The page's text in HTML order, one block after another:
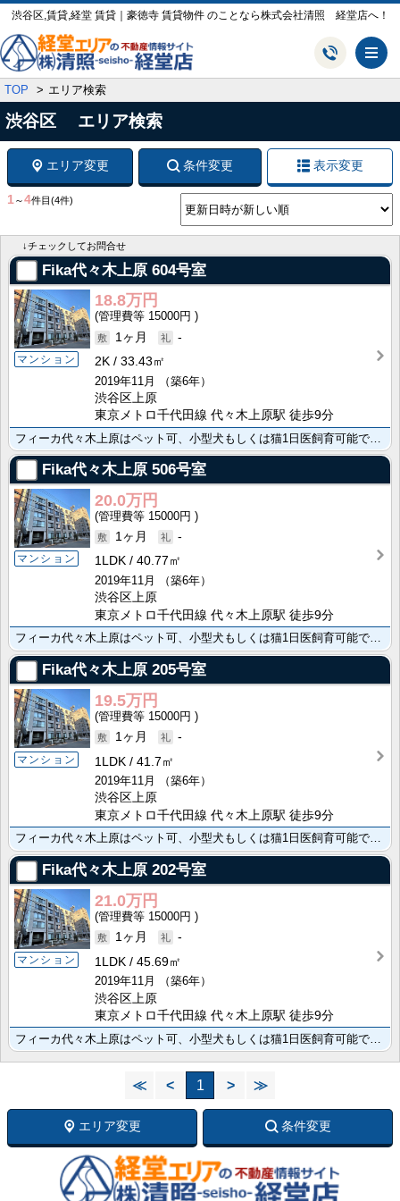
渋谷区,賃貸,経堂 賃貸｜豪徳寺 賃貸物件 のことなら株式会社清照 経堂店へ！
TOP エリア検索
渋谷区 エリア検索
エリア変更 条件変更 表示変更
1～4件目 (4件)
↓チェックしてお問合せ
Fika代々木上原 604号室
マンション
18.8万円
15000円
1ヶ月
-
2K
33.43㎡
2019年11月
（築6年）
渋谷区上原
東京メトロ千代田線 代々木上原駅 徒歩9分
フィーカ代々木上原はペット可、小型犬もしくは猫1日医飼育可能です、 駐輪場1台無償＊空き要確認
Fika代々木上原 506号室
マンション
20.0万円
15000円
1ヶ月
-
1LDK
40.77㎡
2019年11月
（築6年）
渋谷区上原
東京メトロ千代田線 代々木上原駅 徒歩9分
フィーカ代々木上原はペット可、小型犬もしくは猫1日医飼育可能です、 駐輪場1台無償＊空き要確認
Fika代々木上原 205号室
マンション
19.5万円
15000円
1ヶ月
-
1LDK
41.7㎡
2019年11月
（築6年）
渋谷区上原
東京メトロ千代田線 代々木上原駅 徒歩9分
フィーカ代々木上原はペット可、小型犬もしくは猫1日医飼育可能です、 駐輪場1台無償＊空き要確認
Fika代々木上原 202号室
マンション
21.0万円
15000円
1ヶ月
-
1LDK
45.69㎡
2019年11月
（築6年）
渋谷区上原
東京メトロ千代田線 代々木上原駅 徒歩9分
≪ < 1 > ≫
エリア変更 条件変更